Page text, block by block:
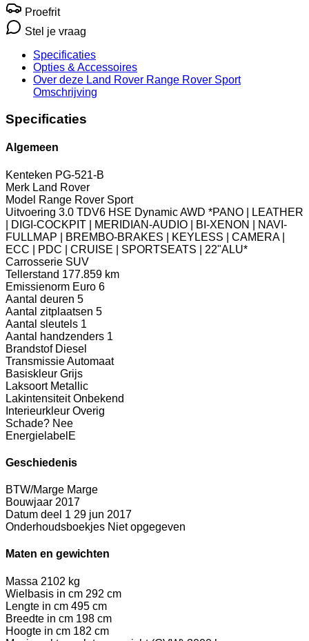
Proefrit
Stel je vraag
Specificaties
Opties & Accessoires
Over deze Land Rover Range Rover Sport
Omschrijving
Specificaties
Algemeen
Kenteken PG-521-B
Merk Land Rover
Model Range Rover Sport
Uitvoering 3.0 TDV6 HSE Dynamic AWD *PANO | LEATHER
| DIGI-COCKPIT | MERIDIAN-AUDIO | BI-XENON | NAVI-
FULLMAP | BREMBO-BRAKES | KEYLESS | CAMERA |
ECC | PDC | CRUISE | SPORTSEATS | 22"ALU*
Carrosserie SUV
Tellerstand 177.859 km
Emissienorm Euro 6
Aantal deuren 5
Aantal zitplaatsen 5
Aantal sleutels 1
Aantal handzenders 1
Brandstof Diesel
TransmissieAutomaat
Basiskleur Grijs
Laksoort Metallic
Lakintensiteit Onbekend
Interieurkleur Overig
Schade? Nee
Energielabel E
Geschiedenis
BTW/Marge Marge
Bouwjaar 2017
Datum deel 1 29 jun 2017
Onderhoudsboekjes Niet opgegeven
Maten en gewichten
Massa 2102 kg
Wielbasis in cm 292 cm
Lengte in cm 495 cm
Breedte in cm 198 cm
Hoogte in cm 182 cm